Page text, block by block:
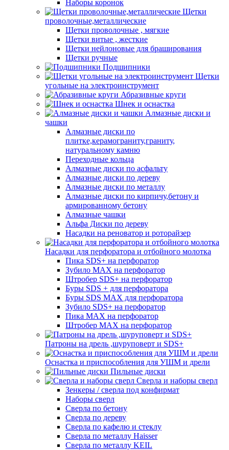
Наборы коронок
Щетки
проволочные,металлические
Щетки проволочные , мягкие
Щетки витые , жесткие
Щетки нейлоновые для браширования
Щетки ручные
Подшипники
Щетки
угольные на электроинструмент
Абразивные круги
Шнек и оснастка
Алмазные диски и
чашки
Алмазные диски по
плитке,керамограниту,граниту,
натуральному камню
Переходные кольца
Алмазные диски по асфальту
Алмазные диски по дереву
Алмазные диски по металлу
Алмазные диски по кирпичу,бетону и
армированному бетону
Алмазные чашки
Альфа Диски по дереву
Насадки на реноватор и роторайзер
Насадки для перфоратора и отбойного молотка
Пика SDS+ на перфоратор
Зубило MAX на перфоратор
Штробер SDS+ на перфоратор
Буры SDS + для перфоратора
Буры SDS MAX для перфоратора
Зубило SDS+ на перфоратор
Пика MAX на перфоратор
Штробер MAX на перфоратор
Патроны на дрель ,шуруповерт и SDS+
Оснастка и приспособления для УШМ и дрели
Пильные диски
Сверла и наборы сверл
Зенкеры / сверла под конфирмат
Наборы сверл
Сверла по бетону
Сверла по дереву
Сверла по кафелю и стеклу
Сверла по металлу Haisser
Сверла по металлу KEIL